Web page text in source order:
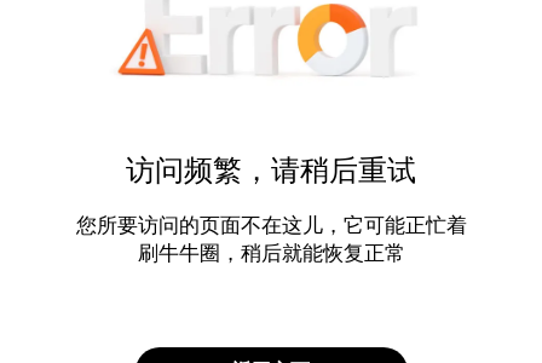
访问频繁，请稍后重试
您所要访问的页面不在这儿，它可能正忙着
刷牛牛圈，稍后就能恢复正常